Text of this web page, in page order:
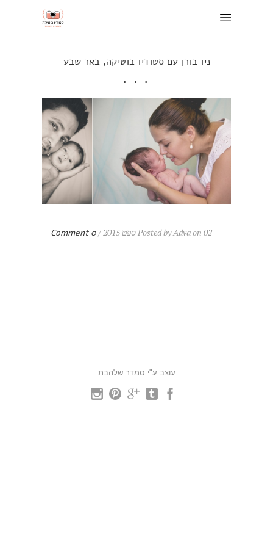
ניו בורן עם סטודיו בוטיקה, באר שבע
Posted by Adva on 02 ספט 2015 / 0 Comment
עוצב ע"י סמדר שלהבת